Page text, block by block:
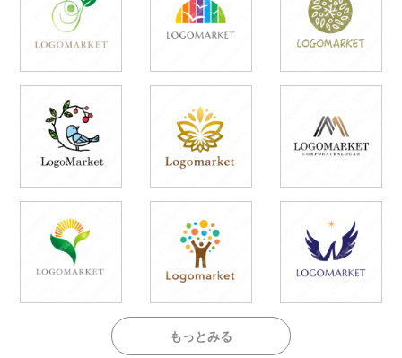
もっとみる